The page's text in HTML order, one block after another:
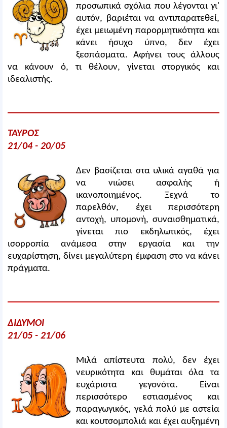
προσωπικά σχόλια που λέγονται γι'
αυτόν, βαριέται να αντιπαρατεθεί,
έχει μειωμένη παρορμητικότητα και
κάνει ήσυχο ύπνο, δεν έχει
ξεσπάσματα. Αφήνει τους άλλους
να κάνουν ό, τι θέλουν, γίνεται στοργικός και
ιδεαλιστής.
ΤΑΥΡΟΣ
21/04 - 20/05
Δεν βασίζεται στα υλικά αγαθά για
να νιώσει ασφαλής ή
ικανοποιημένος. Ξεχνά το
παρελθόν, έχει περισσότερη
αντοχή, υπομονή, συναισθηματικά,
γίνεται πιο εκδηλωτικός, έχει
ισορροπία ανάμεσα στην εργασία και την
ευχαρίστηση, δίνει μεγαλύτερη έμφαση στο να κάνει
πράγματα.
ΔΙΔΥΜΟΙ
21/05 - 21/06
Μιλά απίστευτα πολύ, δεν έχει
νευρικότητα και θυμάται όλα τα
ευχάριστα γεγονότα. Είναι
περισσότερο εστιασμένος και
παραγωγικός, γελά πολύ με αστεία
και κουτσομπολιά και έχει αυξημένη